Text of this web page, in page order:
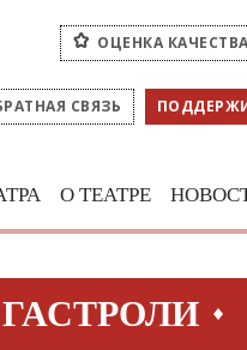
ОЦЕНКА
СВЯЗЬ
О ТЕАТРЕ
ГАСТРОЛИ